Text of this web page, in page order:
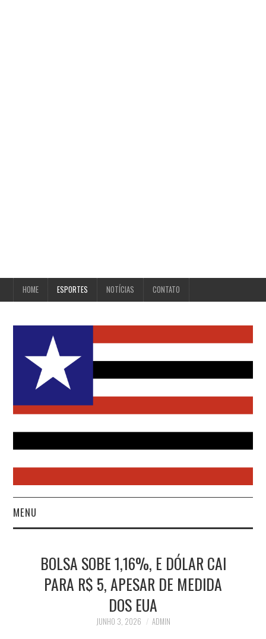
HOME ESPORTES NOTÍCIAS CONTATO
MENU
ESPORTES
BOLSA SOBE 1,16%, E DÓLAR CAI
PARA R$ 5, APESAR DE MEDIDA
DOS EUA
JUNHO 3, 2026 ADMIN